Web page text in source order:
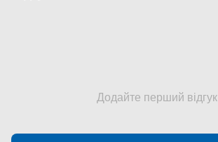
Додайте перший відгук